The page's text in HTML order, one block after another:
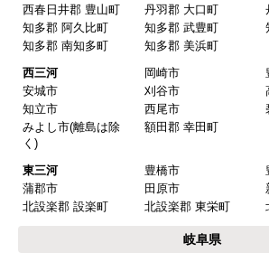
商品の梱包は必要十分なものでしたか？
はい
【注文商品】換気扇・レンジ
【このショップを選んだ理由は？】
西春日井郡 豊山町
丹羽郡 大口町
知多郡 阿久比町
知多郡 武豊町
知多郡 南知多町
知多郡 美浜町
西三河
岡崎市
安城市
刈谷市
知立市
西尾市
みよし市(離島は除
く)
額田郡 幸田町
東三河 豊橋市
蒲郡市
田原市
北設楽郡 設楽町
北設楽郡 東栄町
岐阜県